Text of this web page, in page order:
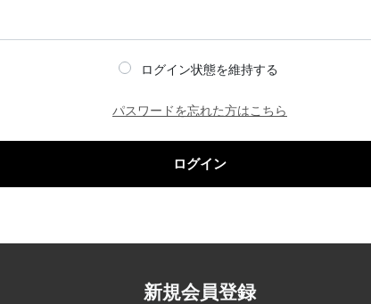
ログイン状態を維持する
パスワードを忘れた方はこちら
ログイン
新規会員登録